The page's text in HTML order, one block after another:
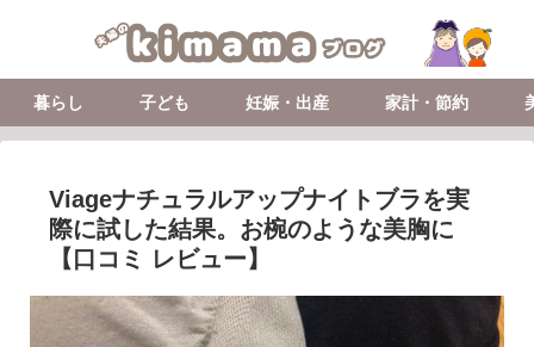
暮らし 子ども 妊娠・出産 家計・節約
Viageナチュラルアップナイトブラを実
際に試した結果。お椀のような美胸に
【口コミ レビュー】